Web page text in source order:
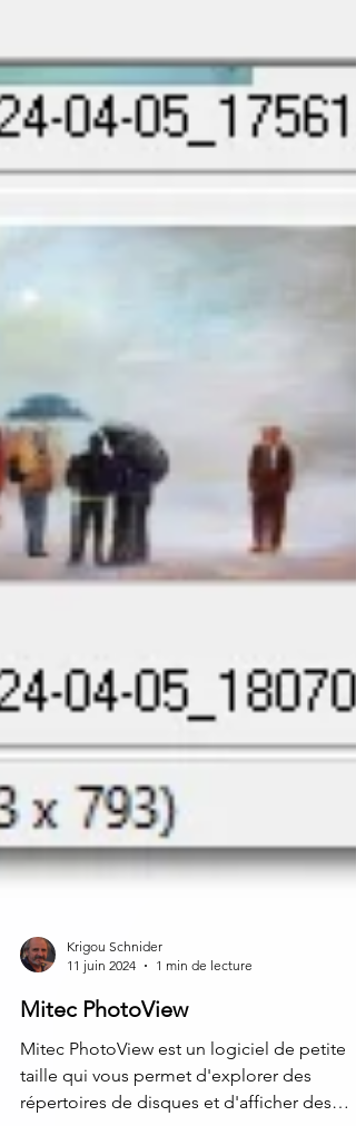
11 juin 2024
1 min de lecture
Mitec PhotoView
Mitec PhotoView est un logiciel de petite
taille qui vous permet d'explorer des